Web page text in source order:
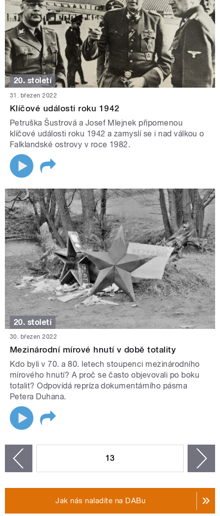
20. století
31. březen 2022
Klíčové události roku 1942
Petruška Šustrová a Josef Mlejnek připomenou
klíčové události roku 1942 a zamyslí se i nad válkou o
Falklandské ostrovy v roce 1982.
20. století
30. březen 2022
Mezinárodní mírové hnutí v době totality
Kdo byli v 70. a 80. letech stoupenci mezinárodního
mírového hnutí? A proč se často objevovali po boku
totalit? Odpovídá repríza dokumentárního pásma
Petera Duhana.
13
Jak nás naladíte na DABu